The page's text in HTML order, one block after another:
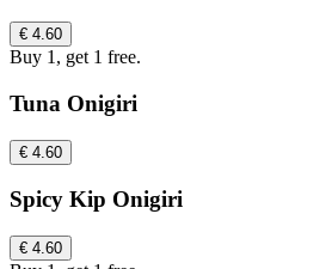
€ 4.60
Buy 1, get 1 free.
Tuna Onigiri
€ 4.60
Spicy Kip Onigiri
€ 4.60